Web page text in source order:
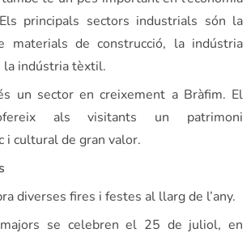
principals sectors industrials són la
materials de construcció, la indústria
la indústria tèxtil.
un sector en creixement a Bràfim. El
als visitants un patrimoni
i cultural de gran valor.
diverses fires i festes al llarg de l’any.
se celebren el 25 de juliol, en